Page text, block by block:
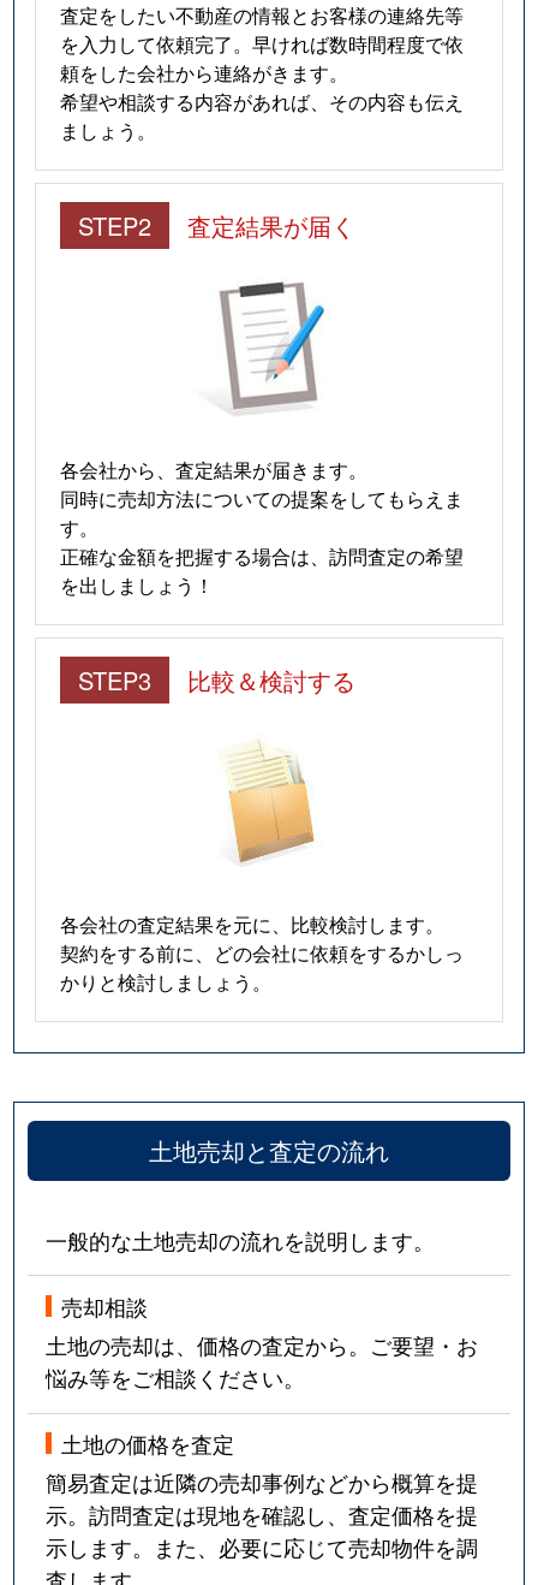
査定をしたい不動産の情報とお客様の連絡先等
を入力して依頼完了。早ければ数時間程度で依
頼をした会社から連絡がきます。
希望や相談する内容があれば、その内容も伝え
ましょう。
STEP2 査定結果が届く
各会社から、査定結果が届きます。
同時に売却方法についての提案をしてもらえま
す。
正確な金額を把握する場合は、訪問査定の希望
を出しましょう！
STEP3 比較＆検討する
各会社の査定結果を元に、比較検討します。
契約をする前に、どの会社に依頼をするかしっ
かりと検討しましょう。
土地売却と査定の流れ
一般的な土地売却の流れを説明します。
売却相談
土地の売却は、価格の査定から。ご要望・お
悩み等をご相談ください。
土地の価格を査定
簡易査定は近隣の売却事例などから概算を提
示。訪問査定は現地を確認し、査定価格を提
示します。また、必要に応じて売却物件を調